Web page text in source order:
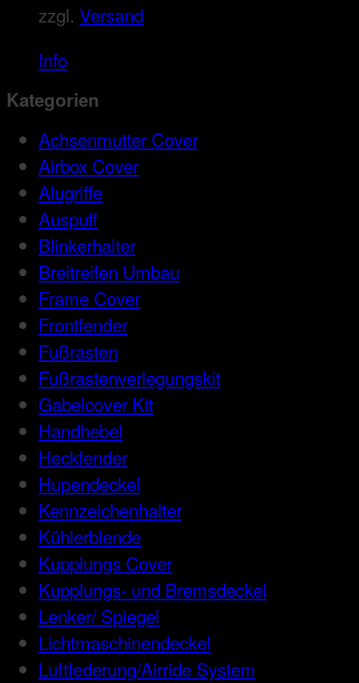
zzgl. Versand
Info
Kategorien
Achsenmutter Cover
Airbox Cover
Alugriffe
Auspuff
Blinkerhalter
Breitreifen Umbau
Frame Cover
Frontfender
Fußrasten
Fußrastenverlegungskit
Gabelcover Kit
Handhebel
Heckfender
Hupendeckel
Kennzeichenhalter
Kühlerblende
Kupplungs Cover
Kupplungs- und Bremsdeckel
Lenker/ Spiegel
Lichtmaschinendeckel
Luftfederung/Airride System